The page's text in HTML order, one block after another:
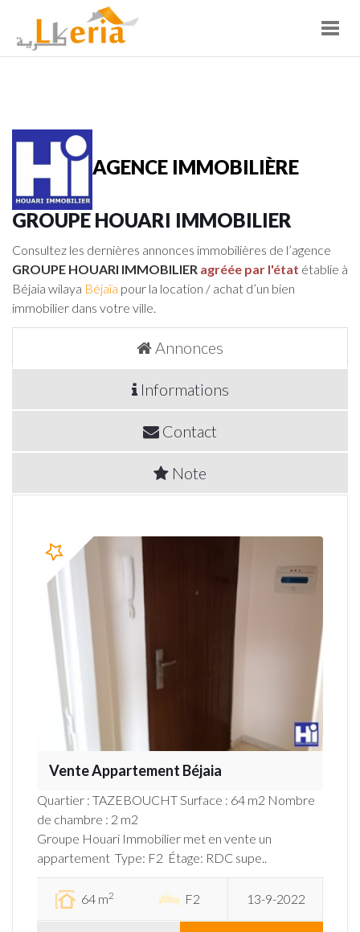
AGENCE IMMOBILIÈRE
GROUPE HOUARI IMMOBILIER
Consultez les dernières annonces immobilières de l’agence
GROUPE HOUARI IMMOBILIER agréée par l'état établie à
Béjaia wilaya Béjaïa pour la location / achat d’un bien
immobilier dans votre ville.
Annonces
Informations
Contact
Note
Vente Appartement Béjaia
Quartier : TAZEBOUCHT Surface : 64 m2 Nombre
de chambre : 2 m2
Groupe Houari Immobilier met en vente un
appartement Type: F2 Étage: RDC supe..
64 m2 F2 13-9-2022